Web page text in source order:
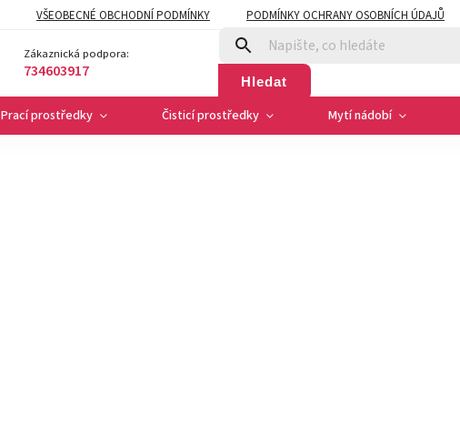
VŠEOBECNÉ OBCHODNÍ PODMÍNKY PODMÍNKY OCHRANY OSOBNÍCH ÚDAJŮ
Zákaznická podpora:
734603917 Hledat
Prací prostředky Čisticí prostředky Mytí nádobí